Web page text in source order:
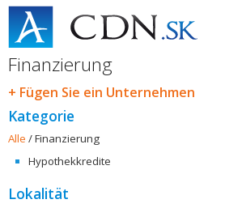
Finanzierung
+ Fügen Sie ein Unternehmen
Kategorie
Alle /Finanzierung
Hypothekkredite
Lokalität